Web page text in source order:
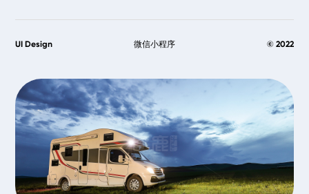
UI Design 微信小程序 © 2022
联系方式: *
您的需求:
留言: